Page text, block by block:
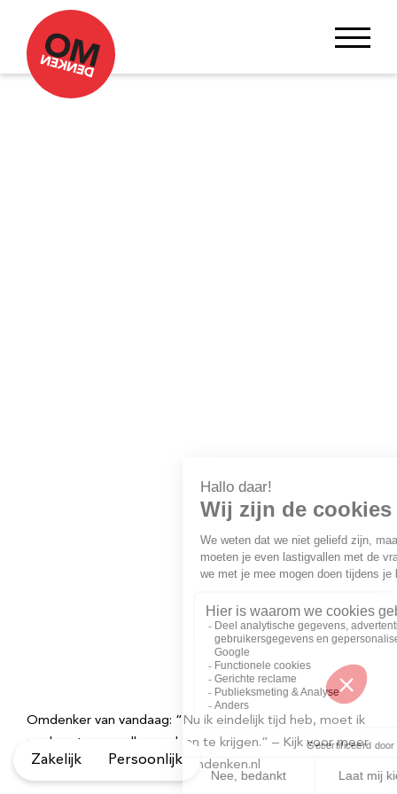
Omdenker van vandaag: “Nu ik eindelijk tijd heb, moet ik
me haasten om alles gedaan te krijgen.” – Kijk voor meer
spreuken en inspiratie op Omdenken.nl
Zakelijk Persoonlijk